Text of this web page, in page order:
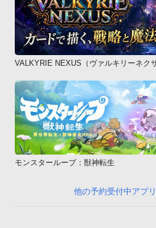
- アバター＆マイルームのデコ機能
ファッションアイテム20,000種類以
種類以上！
自分だけのオリジナルコーディネー
毎週200点以上追加されるアイテムで
イフを楽しもう～- 『つりとも』で
り競ったりして楽しもう！
日本各地の有名な釣り場だけでなく
を楽しむことができるよ！
イベントも随時開催中！- 『てのひ
ライフを楽しもう！
日本各地を巡り、農場をデコって友
VALKYRIE NEXUS（ヴァルキリーネクサ
モンスターループ：獣神転生
他の予約受付中アプ